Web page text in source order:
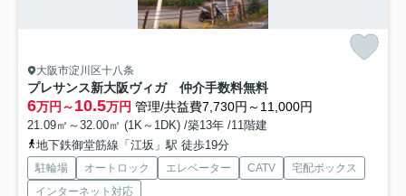
大阪市淀川区十八条
プレサンス新大阪ヴィガ 仲介手数料無料
6万円～10.5万円 管理/共益費7,730円～11,000円
21.09㎡～32.00㎡ (1K～1DK) /築13年 /11階建
地下鉄御堂筋線「江坂」駅 徒歩19分
駐輪場 オートロック エレベーター CATV
宅配ボックス
インターネット対応